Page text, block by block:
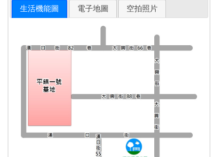
生活機能圖 電子地圖 空拍照片